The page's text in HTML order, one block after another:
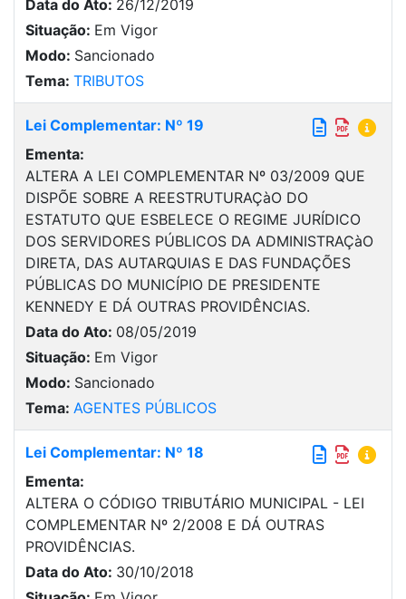
Data do Ato: 26/12/2019
Situação: Em Vigor
Modo: Sancionado
Tema: TRIBUTOS
Lei Complementar: Nº 19
Ementa:
ALTERA A LEI COMPLEMENTAR Nº 03/2009 QUE
DISPÕE SOBRE A REESTRUTURAÇàO DO
ESTATUTO QUE ESBELECE O REGIME JURÍDICO
DOS SERVIDORES PÚBLICOS DA ADMINISTRAÇàO
DIRETA, DAS AUTARQUIAS E DAS FUNDAÇÕES
PÚBLICAS DO MUNICÍPIO DE PRESIDENTE
KENNEDY E DÁ OUTRAS PROVIDÊNCIAS.
Data do Ato: 08/05/2019
Situação: Em Vigor
Modo: Sancionado
Tema: AGENTES PÚBLICOS
Lei Complementar: Nº 18
Ementa:
ALTERA O CÓDIGO TRIBUTÁRIO MUNICIPAL - LEI
COMPLEMENTAR Nº 2/2008 E DÁ OUTRAS
PROVIDÊNCIAS.
Data do Ato: 30/10/2018